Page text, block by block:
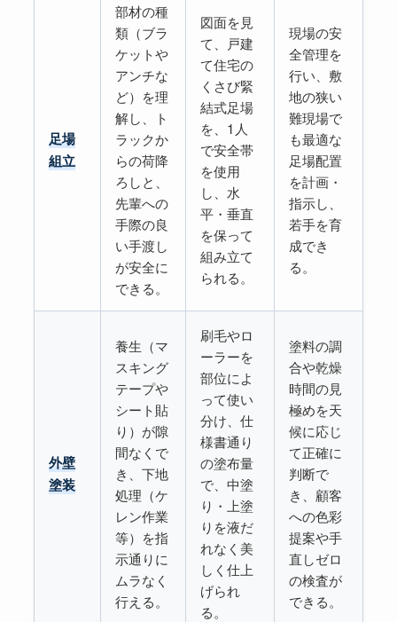
足場
組立
部材の種
類（ブラ
ケットや
アンチな
ど）を理
解し、ト
ラックか
らの荷降
ろしと、
先輩への
手際の良
い手渡し
が安全に
できる。
図面を見
て、戸建
て住宅の
くさび緊
結式足場
を、1人
で安全帯
を使用
し、水
平・垂直
を保って
組み立て
られる。
現場の安
全管理を
行い、敷
地の狭い
難現場で
も最適な
足場配置
を計画・
指示し、
若手を育
成でき
る。
外壁
塗装
養生（マ
スキング
テープや
シート貼
り）が隙
間なくで
き、下地
処理（ケ
レン作業
等）を指
示通りに
ムラなく
行える。
刷毛やロ
ーラーを
部位によ
って使い
分け、仕
様書通り
の塗布量
で、中塗
り・上塗
りを液だ
れなく美
しく仕上
げられ
る。
塗料の調
合や乾燥
時間の見
極めを天
候に応じ
て正確に
判断で
き、顧客
への色彩
提案や手
直しゼロ
の検査が
できる。